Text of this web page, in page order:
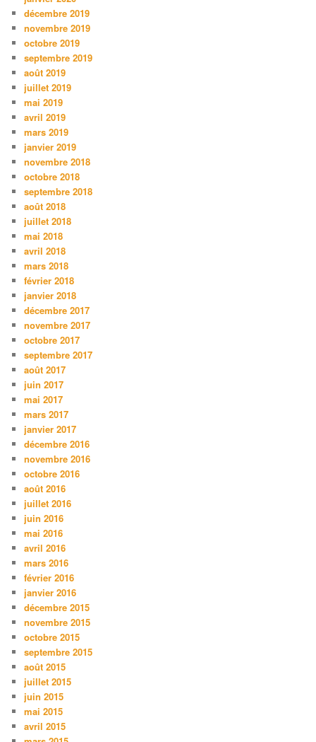
décembre 2019
novembre 2019
octobre 2019
septembre 2019
août 2019
juillet 2019
mai 2019
avril 2019
mars 2019
janvier 2019
novembre 2018
octobre 2018
septembre 2018
août 2018
juillet 2018
mai 2018
avril 2018
mars 2018
février 2018
janvier 2018
décembre 2017
novembre 2017
octobre 2017
septembre 2017
août 2017
juin 2017
mai 2017
mars 2017
janvier 2017
décembre 2016
novembre 2016
octobre 2016
août 2016
juillet 2016
juin 2016
mai 2016
avril 2016
mars 2016
février 2016
janvier 2016
décembre 2015
novembre 2015
octobre 2015
septembre 2015
août 2015
juillet 2015
juin 2015
mai 2015
avril 2015